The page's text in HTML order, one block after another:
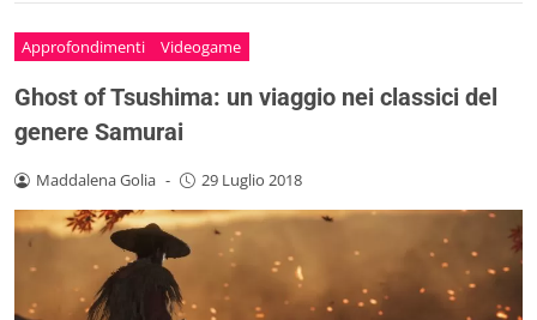
Approfondimenti Videogame
Ghost of Tsushima: un viaggio nei classici del
genere Samurai
Maddalena Golia - 29 Luglio 2018